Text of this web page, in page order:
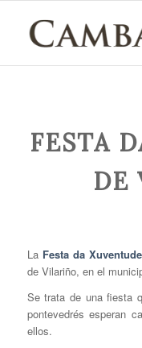
FESTA
DE
La Festa da
de Vilariño, en el
Se trata de una fiesta
pontevedrés esperan
ellos.